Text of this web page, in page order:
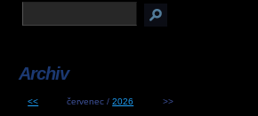
Archiv
<< červenec /2026 >>